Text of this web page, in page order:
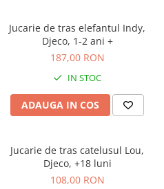
Ceasuri copii
Jocuri de cooperare
Jocuri dezvoltarea imaginatiei
Jocuri geografie
Jocuri si jucarii educative
Jocuri STEAM
Jucarie de tras elefantul Indy,
Djeco, 1-2 ani +
187,00 RON
IN STOC
ADAUGA IN COS
Jucarie de tras catelusul Lou,
Djeco, +18 luni
108,00 RON